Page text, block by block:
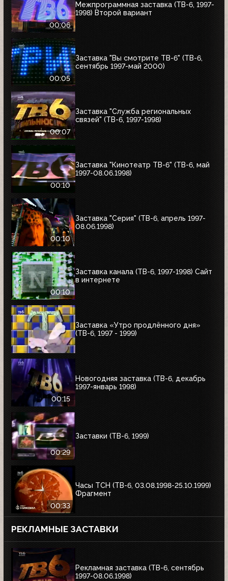
00:06
Межпрограммная заставка (ТВ-6, 1997-
1998) Второй вариант
00:05
Заставка "Вы смотрите ТВ-6" (ТВ-6,
сентябрь 1997-май 2000)
00:07
Заставка "Служба региональных
связей" (ТВ-6, 1997-1998)
00:10
Заставка "Кинотеатр ТВ-6" (ТВ-6, май
1997-08.06.1998)
00:10
Заставка "Серия" (ТВ-6, апрель 1997-
08.06.1998)
00:10
Заставка канала (ТВ-6, 1997-1998) Сайт
в интернете
Заставка «Утро продлённого дня»
(ТВ-6, 1997 - 1999)
00:15
Новогодняя заставка (ТВ-6, декабрь
1997-январь 1998)
00:29
Заставки (ТВ-6, 1999)
00:33
Часы ТСН (ТВ-6, 03.08.1998-25.10.1999)
Фрагмент
РЕКЛАМНЫЕ ЗАСТАВКИ
Рекламная заставка (ТВ-6, сентябрь
1997-08.06.1998)